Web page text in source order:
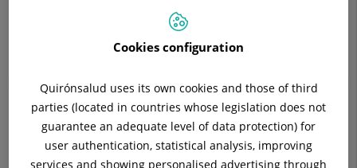
Descripción Equipo Médico Enfermedades
Médicos Residentes: En nuestro centro se forman 2
Cookies configuration
Quirónsalud uses its own cookies and those of third
parties (located in countries whose legislation does not
guarantee an adequate level of data protection) for
user authentication, statistical analysis, improving
services and showing personalised advertising through